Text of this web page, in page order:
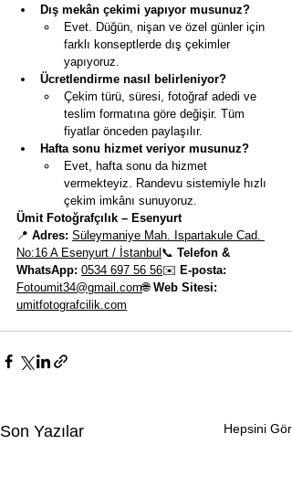
Dış mekân çekimi yapıyor musunuz?
Evet. Düğün, nişan ve özel günler için
farklı konseptlerde dış çekimler
yapıyoruz.
Ücretlendirme nasıl belirleniyor?
Çekim türü, süresi, fotoğraf adedi ve
teslim formatına göre değişir. Tüm
fiyatlar önceden paylaşılır.
Hafta sonu hizmet veriyor musunuz?
Evet, hafta sonu da hizmet
vermekteyiz. Randevu sistemiyle hızlı
çekim imkânı sunuyoruz.
Ümit Fotoğrafçılık – Esenyurt
📍 Adres: Süleymaniye Mah. Ispartakule Cad.
No:16 A Esenyurt / İstanbul 📞 Telefon &
WhatsApp: 0534 697 56 56✉️ E-posta:
Fotoumit34@gmail.com🌐 Web Sitesi:
umitfotografcilik.com
Son Yazılar Hepsini Gör